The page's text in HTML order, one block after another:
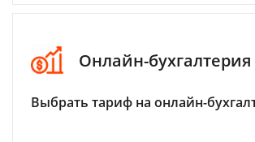
Онлайн-бухгалтерия
Выбрать тариф на онлайн-